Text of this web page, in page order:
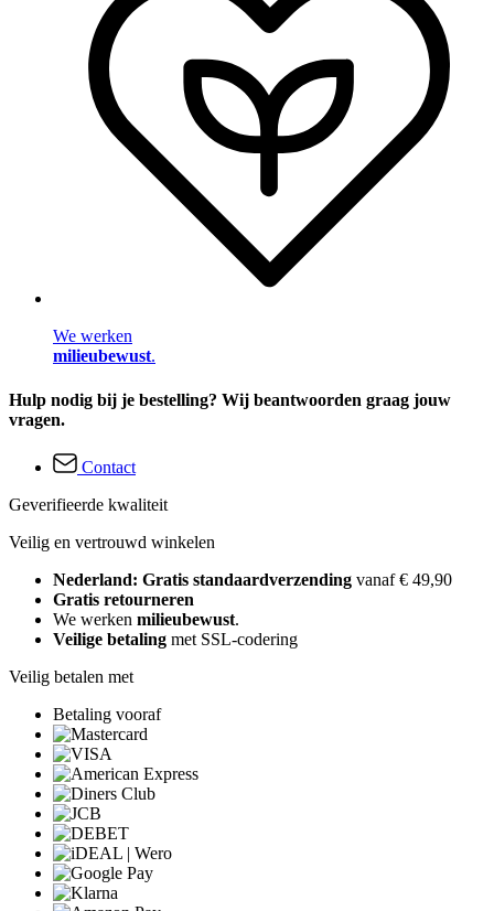
We werken
milieubewust.
Hulp nodig bij je bestelling? Wij beantwoorden graag jouw
vragen.
Contact
Geverifieerde kwaliteit
Veilig en vertrouwd winkelen
Nederland: Gratis standaardverzending vanaf € 49,90
Gratis retourneren
We werken milieubewust.
Veilige betaling met SSL-codering
Veilig betalen met
Betaling vooraf